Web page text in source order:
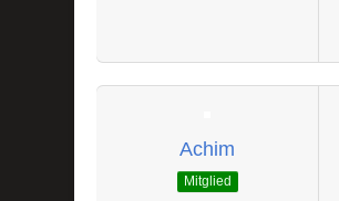
Achim
Mitglied